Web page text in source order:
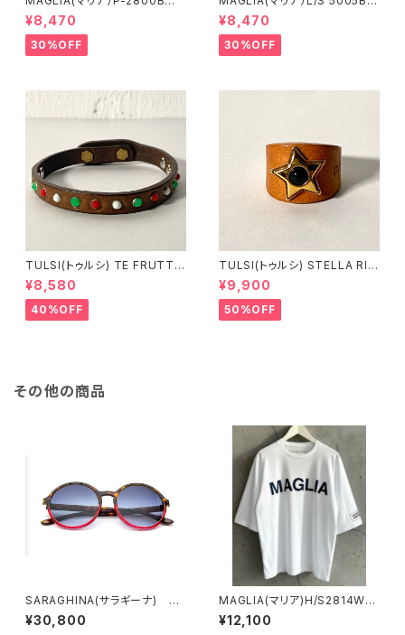
ユニセックス スプリングスウ
ェットパンツ ブラック
¥8,470
30%OFF
ブラックＸブラック ロングスリ
ーブＴシャツ
¥8,470
30%OFF
TULSI(トゥルシ) TE FRUTTI
NO BIANCO ROSSO VERDE
¥8,580
40%OFF
TULSI(トゥルシ) STELLA RIN
G ONICE
¥9,900
50%OFF
その他の商品
SARAGHINA(サラギーナ) NA
DINE 401-LA 紫外線カット
率 99.9％
¥30,800
MAGLIA(マリア)H/S2814W
ユニセックス ハーフスリーブ ホ
ワイト ブラックプリント
¥12,100